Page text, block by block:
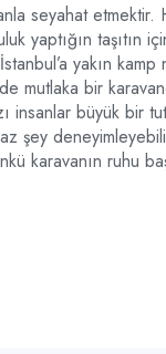
seyahat etmektir.
yaptığın taşıtın
yakın kamp
mutlaka bir
insanlar büyük bir
şey
karavanın ruhu